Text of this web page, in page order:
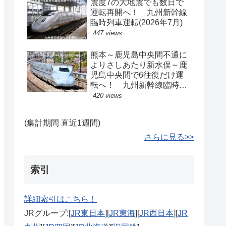
震度7の大地震でも数日で
運転再開へ！ 九州新幹線
臨時列車運転(2026年7月)
447 views
熊本～鹿児島中央間不通に
よりさしあたり新水俣～鹿
児島中央間で6往復だけ運
転へ！ 九州新幹線臨時ダ
イヤ運転(2026年8月)
420 views
(集計期間 直近1週間)
さらに見る>>
索引
詳細索引はこちら！
JRグループ:[ JR東日本 JR東海 JR西日本 JR